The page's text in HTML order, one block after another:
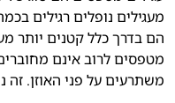
מעגילים נופלים רגילים
הם בדרך כלל קטנים יותר
מטפסים לרוב אינם
משתרעים על פני האוזן. זה